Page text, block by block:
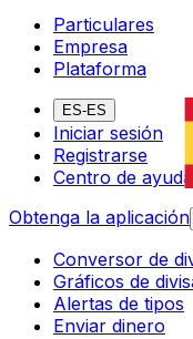
Particulares
Empresa
Plataforma
ES-ES
Iniciar sesión
Registrarse
Centro de ayuda
Obtenga la aplicación
Conversor de
Gráficos de
Alertas de tipos
Enviar dinero